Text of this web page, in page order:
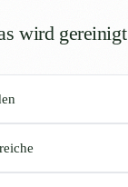
wird gereinigt